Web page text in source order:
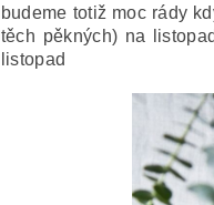
budeme totiž moc rády
těch pěkných) na
listopad